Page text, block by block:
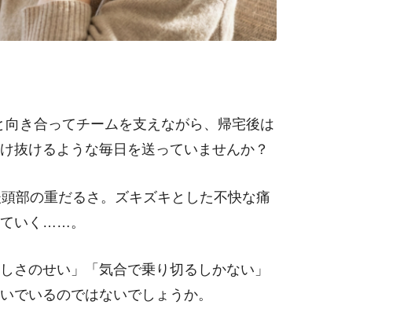
き合ってチームを支えながら、帰宅後は
抜けるような毎日を送っていませんか？
部の重だるさ。ズキズキとした不快な痛
いく……。
さのせい」「気合で乗り切るしかない」
でいるのではないでしょうか。